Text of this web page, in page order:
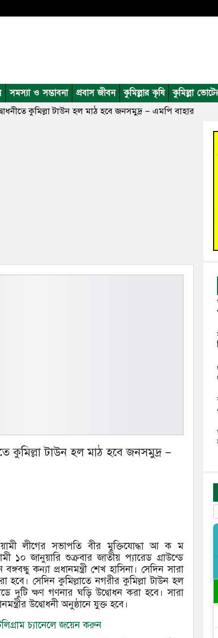
সমস্যা ও সম্ভাবনা প্রবাস জীবন কুমিল্লার কৃষি কুমিল্লা
কুমিল্লা টাউন হল মাঠ হবে জনসমুদ্র – এমপি বাহার
কুমিল্লা টাউন হল মাঠ হবে জনসমুদ্র –
লীগের সভাপতি বীর মুক্তিযোদ্ধা আ ক ম
১০ জানুয়ারি শুক্রবার জাতীয় প্যারেড গ্রাউন্ডে
কন্যা প্রধানমন্ত্রী শেখ হাসিনা। সেদিন সারা
হবে। সেদিন কুমিল্লাতে নগরীর কুমিল্লা টাউন হল
দুটি ক্ষণ গণনার ঘড়ি উদ্বোধন করা হবে। সারা
উদ্বোধনী অনুষ্ঠানে যুক্ত হবে।
চ্যানেলে জয়েন করুন